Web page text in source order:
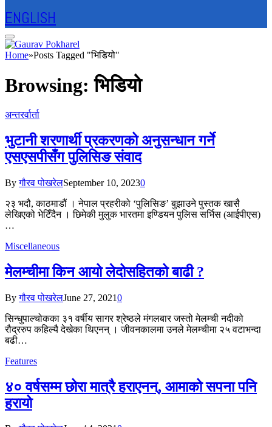
ENGLISH
Home»Posts Tagged "भिडियो"
Browsing:भिडियो
अन्तरर्वार्ता
भुटानी शरणार्थी प्रकरणको अनुसन्धान गर्ने
एसएसपीसँग पुलिसिङ संवाद
By गौरव पोखरेलSeptember 10, 20230
२३ भदौ, काठमाडौं । नेपाल प्रहरीको ‘पुलिसिङ’ बुझाउने पुस्तक खासै
लेखिएको भेटिँदैन । छिमेकी मुलुक भारतमा इण्डियन पुलिस सर्भिस (आईपीएस)
…
Miscellaneous
मेलम्चीमा किन आयो लेदोसहितको बाढी ?
By गौरव पोखरेलJune 27, 20210
सिन्धुपाल्चोकका ३१ वर्षीय सागर श्रेष्ठले मंगलबार जस्तो मेलम्ची नदीको
रौद्ररुप कहिल्यै देखेका थिएनन् । जीवनकालमा उनले मेलम्चीमा २५ वटाभन्दा
बढी…
Features
४० वर्षसम्म छोरा मात्रै हराएनन्, आमाको सपना पनि
हरायो